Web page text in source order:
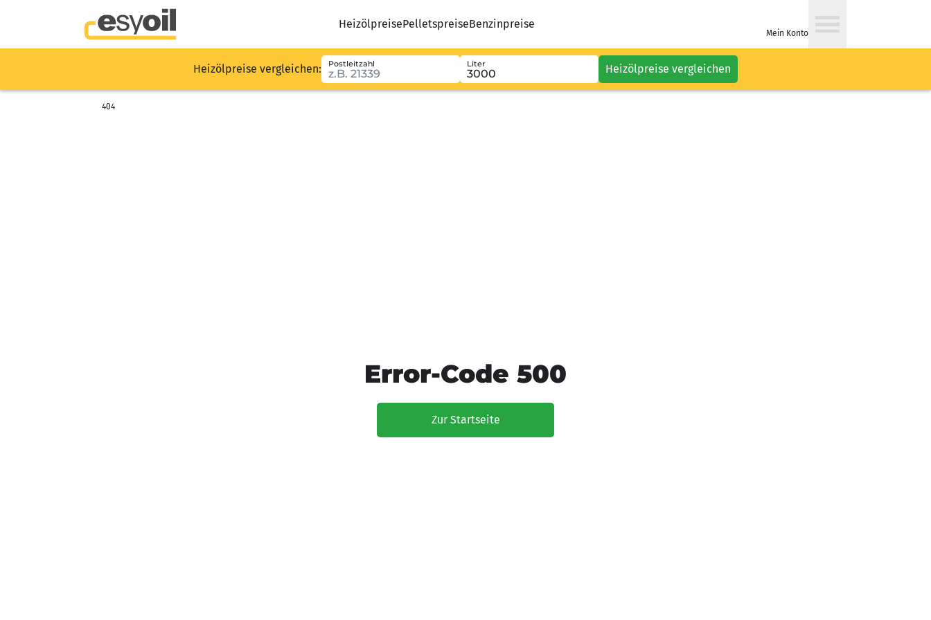
HeizölpreisePelletspreiseBenzinpreise
Mein Konto
Heizölpreise vergleichen: Postleitzahl Liter Heizölpreise vergleichen
404
Error-Code 500
Zur Startseite